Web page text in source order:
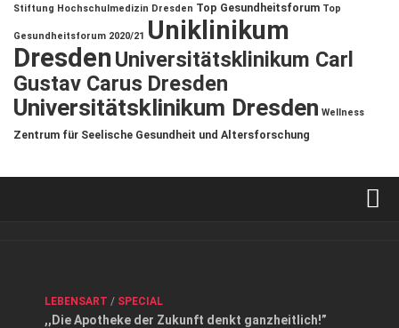
Stiftung Hochschulmedizin Dresden Top Gesundheitsforum Top
Gesundheitsforum 2020/21 Uniklinikum
DresdenUniversitätsklinikum Carl
Gustav Carus Dresden
Universitätsklinikum Dresden Wellness
Zentrum für Seelische Gesundheit und Altersforschung
Datenschutzerklärung
LEBENSART / SPECIAL
,,Die Apotheke der Zukunft denkt ganzheitlich!”